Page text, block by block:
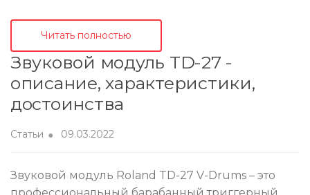
Читать полностью
Звуковой модуль TD-27 -
описание, характеристики,
достоинства
Статьи 09.03.2022
Звуковой модуль Roland TD-27 V-Drums – это
профессиональный барабанный триггерный